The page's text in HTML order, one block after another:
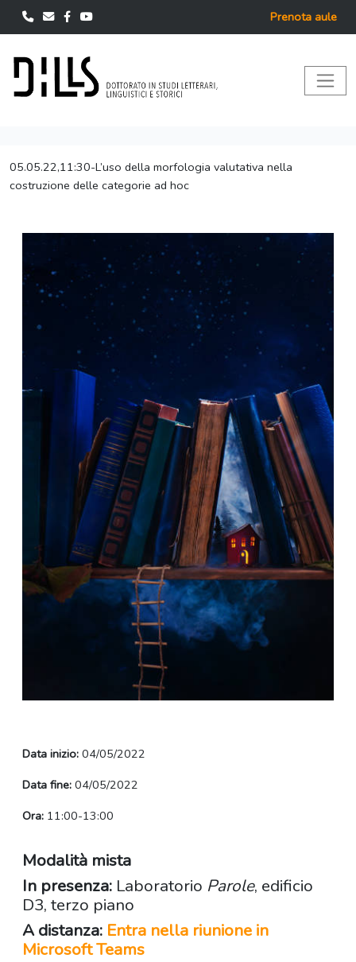
Prenota aule
05.05.22,11:30-L’uso della morfologia valutativa nella
costruzione delle categorie ad hoc
Data inizio: 04/05/2022
Data fine: 04/05/2022
Ora: 11:00-13:00
Modalità mista
In presenza: Laboratorio Parole, edificio
D3, terzo piano
A distanza: Entra nella riunione in
Microsoft Teams